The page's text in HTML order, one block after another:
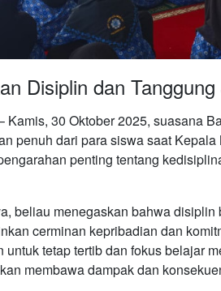
Disiplin dan
Kamis, 30 Oktober 2025, suasana
penuh dari para siswa saat Kepala
penting tentang
beliau menegaskan bahwa
cerminan kepribadian dan
untuk tetap tertib dan fokus belajar
membawa dampak dan